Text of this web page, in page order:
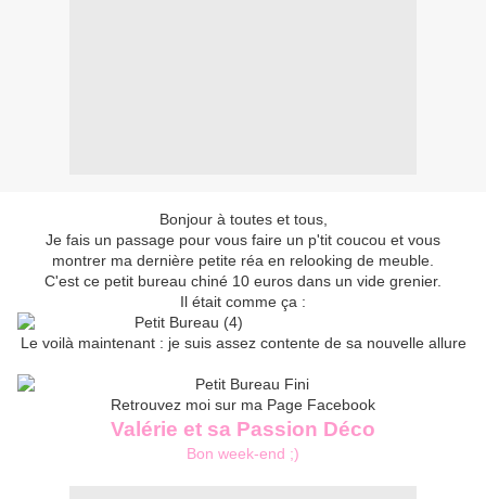
Bonjour à toutes et tous,
Je fais un passage pour vous faire un p'tit coucou et vous
montrer ma dernière petite réa en relooking de meuble.
C'est ce petit bureau chiné 10 euros dans un vide grenier.
Il était comme ça :
Le voilà maintenant : je suis assez contente de sa nouvelle allure
Retrouvez moi sur ma Page Facebook
Valérie et sa Passion Déco
Bon week-end ;)